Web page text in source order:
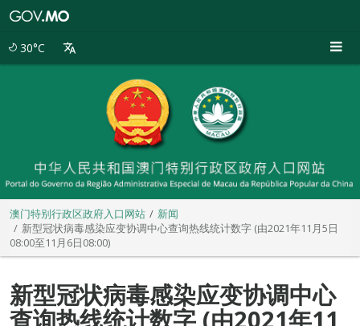
30°C
澳门特别行政区政府入口网站
新闻
新型冠状病毒感染应变协调中心查询热线统计数字 (由2021年11月5日
08:00至11月6日08:00)
新型冠状病毒感染应变协调中心
查询热线统计数字 (由2021年11